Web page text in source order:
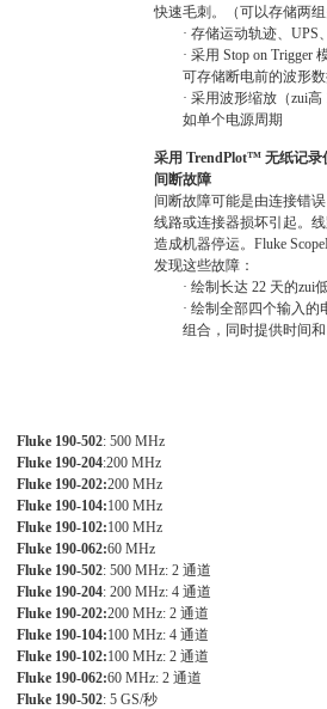
快速毛刺。（可以存储两
· 存储运动轨迹、 UPS
· 采用 Stop on Trigger
可存储断电前的波形
· 采用波形缩放（zui高
如单个电源周期
采用 TrendPlot™ 无纸记录
间断故障
间断故障可能是由连接错
线路或连接器损坏引起。
造成机器停运。 Fluke
发现这些故障：
· 绘制长达 22 天的zui
· 绘制全部四个输入的
组合，同时提供时间
Fluke 190-502: 500 MHz
Fluke 190-204:200 MHz
Fluke 190-202:200 MHz
Fluke 190-104:100 MHz
Fluke 190-102:100 MHz
Fluke 190-062:60 MHz
Fluke 190-502: 500 MHz: 2 通道
Fluke 190-204: 200 MHz: 4 通道
Fluke 190-202:200 MHz: 2 通道
Fluke 190-104:100 MHz: 4 通道
Fluke 190-102:100 MHz: 2 通道
Fluke 190-062:60 MHz: 2 通道
Fluke 190-502: 5 GS/秒